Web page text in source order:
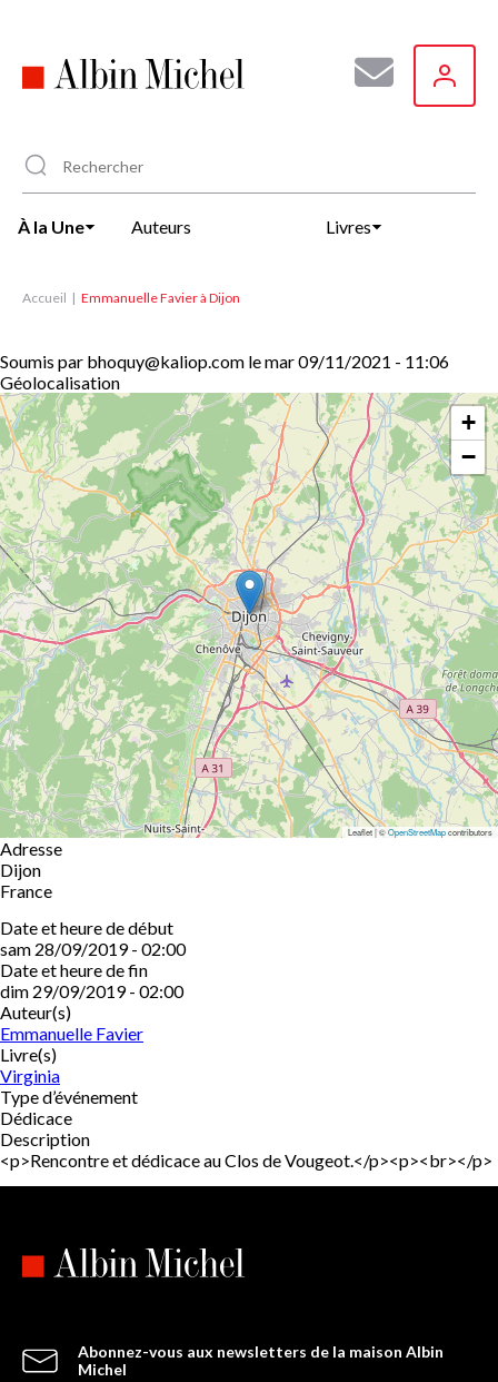
principal
À la Une Auteurs Livres
Accueil Emmanuelle Favier à Dijon
Soumis par bhoquy@kaliop.com lemar 09/11/2021 - 11:06
Géolocalisation
+
−
Leaflet | ©OpenStreetMapcontributors
Adresse
Dijon
France
Date et heure de début
sam 28/09/2019 - 02:00
Date et heure de fin
dim 29/09/2019 - 02:00
Auteur(s)
Emmanuelle Favier
Livre(s)
Virginia
Type d’événement
Dédicace
Description
<p>Rencontre et dédicace au Clos de Vougeot.</p><p><br></p>
Abonnez-vous aux newsletters de la maison Albin
Michel